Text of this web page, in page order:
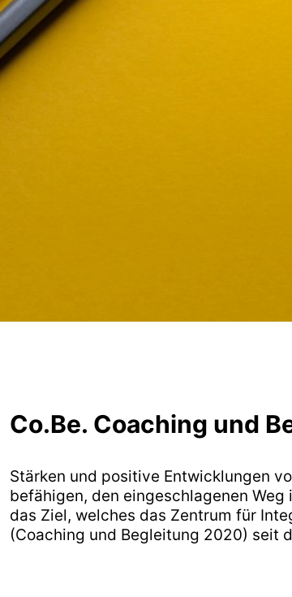
Co.Be. Coaching und
Stärken und positive Entwicklungen
befähigen, den eingeschlagenen
das Ziel, welches das Zentrum für
(Coaching und Begleitung 2020) seit